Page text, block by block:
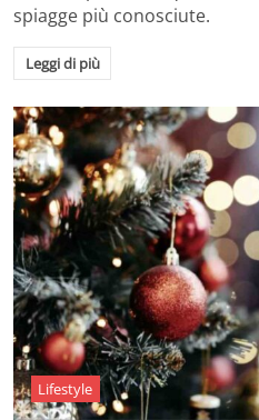
spiagge più conosciute.
Leggi di più
Lifestyle